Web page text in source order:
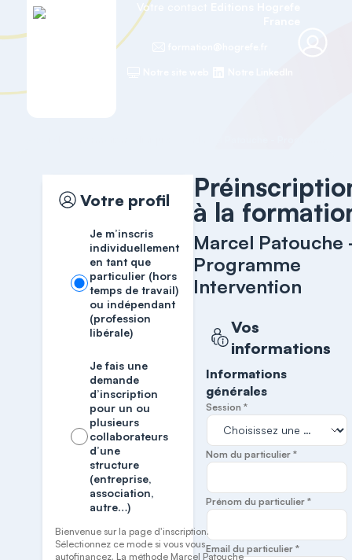
Votre contact
Votre profil
Je m’inscris
individuellement
en tant que
particulier (hors
temps de travail)
ou indépendant
(profession
libérale)
Je fais une
demande
d’inscription
pour un ou
plusieurs
collaborateurs
d’une
structure
(entreprise,
association,
autre…)
Bienvenue sur la page d'inscription.
Sélectionnez ce mode si vous vous
autofinancez. La méthode Marcel Patouche
à la
Marcel Patouche
Programme
Intervention
Vos
informations
Informations
générales
Session *
Nom du particulier *
Prénom du particulier *
Email du particulier *